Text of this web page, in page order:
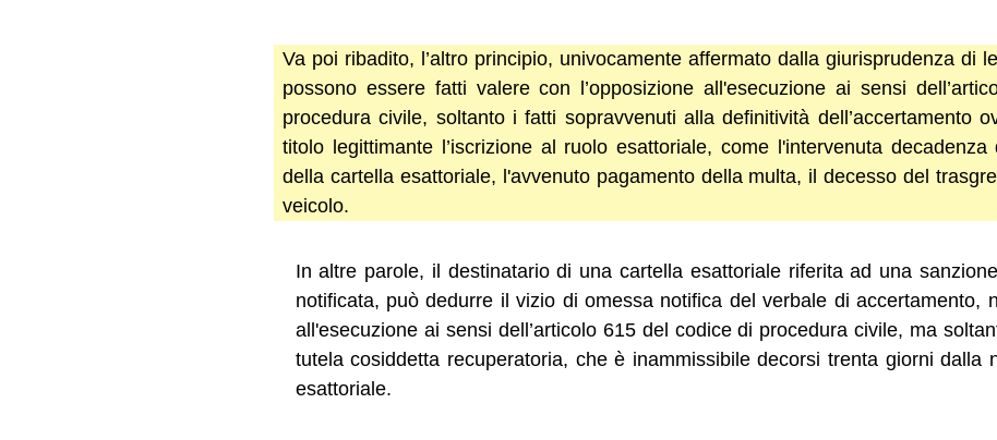
Va poi ribadito, l’altro principio, univocamente affermato dalla giurisprudenza di
possono essere fatti valere con l’opposizione all'esecuzione ai sensi
procedura civile, soltanto i fatti sopravvenuti alla definitività dell’accertamento
titolo legittimante l’iscrizione al ruolo esattoriale, come l'intervenuta
della cartella esattoriale, l'avvenuto pagamento della multa, il decesso del
veicolo.
In altre parole, il destinatario di una cartella esattoriale riferita ad una
notificata, può dedurre il vizio di omessa notifica del verbale di accertamento,
all'esecuzione ai sensi dell’articolo 615 del codice di procedura civile, ma
tutela cosiddetta recuperatoria, che è inammissibile decorsi trenta giorni dalla
esattoriale.